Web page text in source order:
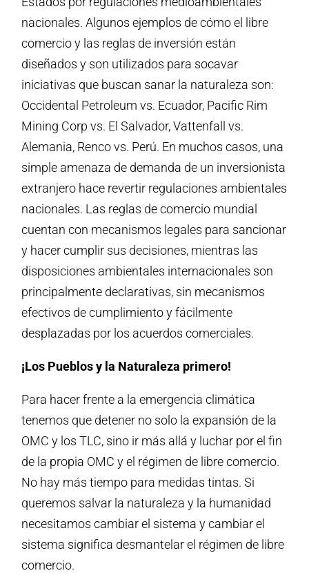
nacionales. Algunos ejemplos de cómo el libre
comercio y las reglas de inversión están
diseñados y son utilizados para socavar
iniciativas que buscan sanar la naturaleza son:
Occidental Petroleum vs. Ecuador, Pacific Rim
Mining Corp vs. El Salvador, Vattenfall vs.
Alemania, Renco vs. Perú. En muchos casos, una
simple amenaza de demanda de un inversionista
extranjero hace revertir regulaciones ambientales
nacionales. Las reglas de comercio mundial
cuentan con mecanismos legales para sancionar
y hacer cumplir sus decisiones, mientras las
disposiciones ambientales internacionales son
principalmente declarativas, sin mecanismos
efectivos de cumplimiento y fácilmente
desplazadas por los acuerdos comerciales.
¡Los Pueblos y la Naturaleza primero!
Para hacer frente a la emergencia climática
tenemos que detener no solo la expansión de la
OMC y los TLC, sino ir más allá y luchar por el fin
de la propia OMC y el régimen de libre comercio.
No hay más tiempo para medidas tintas. Si
queremos salvar la naturaleza y la humanidad
necesitamos cambiar el sistema y cambiar el
sistema significa desmantelar el régimen de libre
comercio.